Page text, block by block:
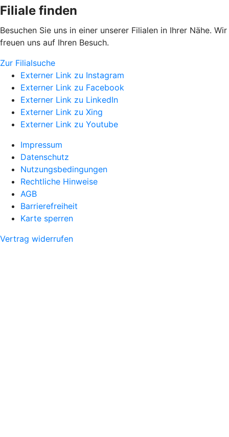
Filiale finden
Besuchen Sie uns in einer unserer Filialen in Ihrer Nähe. Wir
freuen uns auf Ihren Besuch.
Zur Filialsuche
Externer Link zu Instagram
Externer Link zu Facebook
Externer Link zu LinkedIn
Externer Link zu Xing
Externer Link zu Youtube
Impressum
Datenschutz
Nutzungsbedingungen
Rechtliche Hinweise
AGB
Barrierefreiheit
Karte sperren
Vertrag widerrufen